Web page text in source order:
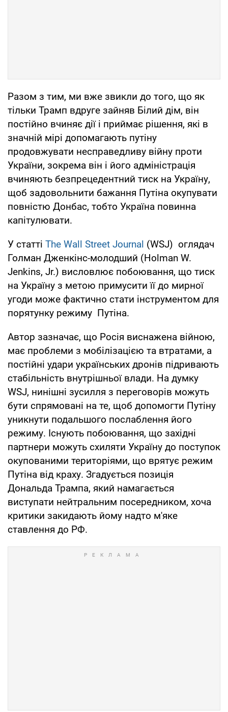
Разом з тим, ми вже звикли до того, що як
тільки Трамп вдруге зайняв Білий дім, він
постійно вчиняє дії і приймає рішення, які в
значній мірі допомагають путіну
продовжувати несправедливу війну проти
України, зокрема він і його адміністрація
вчиняють безпрецедентний тиск на Україну,
щоб задовольнити бажання Путіна окупувати
повністю Донбас, тобто Україна повинна
капітулювати.
У статті The Wall Street Journal (WSJ) оглядач
Голман Дженкінс-молодший (Holman W.
Jenkins, Jr.) висловлює побоювання, що тиск
на Україну з метою примусити її до мирної
угоди може фактично стати інструментом для
порятунку режиму Путіна.
Автор зазначає, що Росія виснажена війною,
має проблеми з мобілізацією та втратами, а
постійні удари українських дронів підривають
стабільність внутрішньої влади. На думку
WSJ, нинішні зусилля з переговорів можуть
бути спрямовані на те, щоб допомогти Путіну
уникнути подальшого послаблення його
режиму. Існують побоювання, що західні
партнери можуть схиляти Україну до поступок
окупованими територіями, що врятує режим
Путіна від краху. Згадується позиція
Дональда Трампа, який намагається
виступати нейтральним посередником, хоча
критики закидають йому надто м'яке
ставлення до РФ.